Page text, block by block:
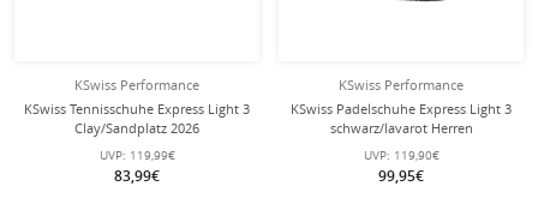
KSwiss Performance
KSwiss Tennisschuhe Express Light 3
Clay/Sandplatz 2026
weiss/dazzlingblau Herren
UVP: 119,99€
83,99€
KSwiss Performance
KSwiss Padelschuhe Express Light 3
schwarz/lavarot Herren
UVP: 119,90€
99,95€